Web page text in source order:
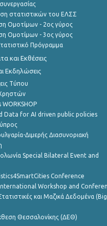
στατιστικών του ΕΛΣΣ
Ομοτίμων - 2ος γύρος
Ομοτίμων - 3ος γύρος
Πρόγραμμα
και Εκθέσεις
Εκδηλώσεις
Τύπου
WORKSHOP
Data for AI driven public policies
Διμερής Διασυνοριακή
Special Bilateral Event and
Conference
Workshop and
και Μαζικά Δεδομένα (Big
Θεσσαλονίκης (ΔΕΘ)